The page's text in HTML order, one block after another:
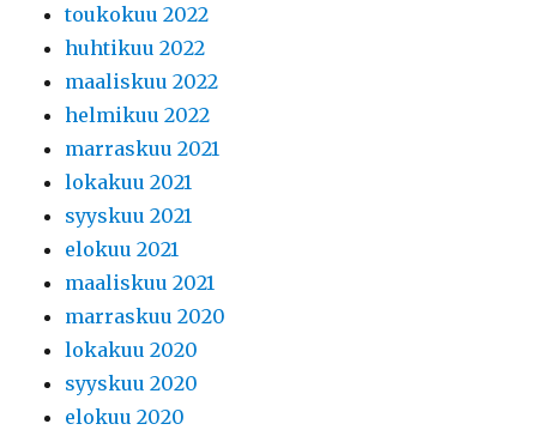
toukokuu 2022
huhtikuu 2022
maaliskuu 2022
helmikuu 2022
marraskuu 2021
lokakuu 2021
syyskuu 2021
elokuu 2021
maaliskuu 2021
marraskuu 2020
lokakuu 2020
syyskuu 2020
elokuu 2020